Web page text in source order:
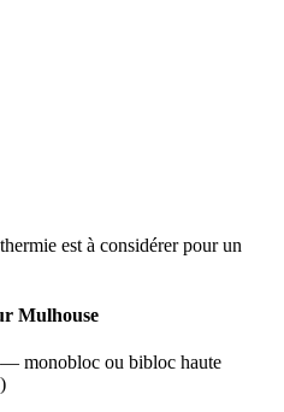
est à considérer pour un
Mulhouse
— monobloc ou bibloc haute
)